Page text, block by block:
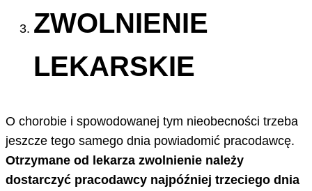
ZWOLNIENIE
LEKARSKIE
O chorobie i spowodowanej tym nieobecności trzeba
jeszcze tego samego dnia powiadomić pracodawcę.
Otrzymane od lekarza zwolnienie należy
dostarczyć pracodawcy najpóźniej trzeciego dnia